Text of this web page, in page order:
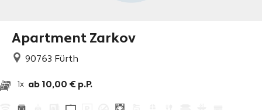
Apartment Zarkov
90763 Fürth
1x ab 10,00 € p.P.